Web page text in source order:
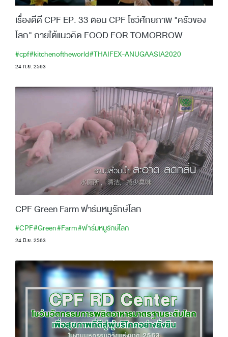
เรื่องดีดี CPF EP. 33 ตอน CPF โชว์ศักยภาพ "ครัวของ
โลก" ภายใต้แนวคิด FOOD FOR TOMORROW
#cpf#kitchenoftheworld#THAIFEX-ANUGAASIA2020
24 ก.ย. 2563
CPF Green Farm ฟาร์มหมูรักษ์โลก
#CPF#Green#Farm#ฟาร์มหมูรักษ์โลก
24 มิ.ย. 2563